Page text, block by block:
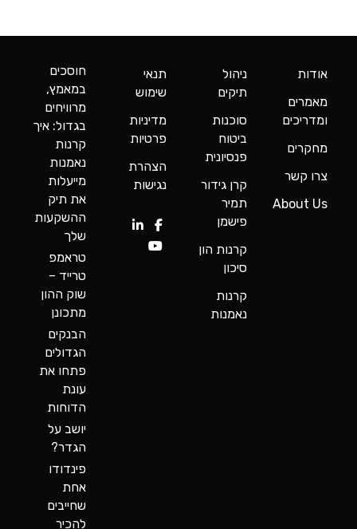
אודות
מאמרים
ומדריכים
מחקרים
צרו קשר
About Us
ניהול
תיקים
סוכנות
ביטוח
פנסיונית
קרן גידור
תמיר
פישמן
קרנות הון
סיכון
קרנות
נאמנות
תנאי
שימוש
מדיניות
פרטיות
הצהרת
נגישות
חוסכים
במאמץ,
מרוויחים
בגדול: איך
קרנות
נאמנות
מייעלות
את תיק
ההשקעות
שלך
טראמפ
טרייד –
שוק ההון
מתכונן
הבנקים
הגדולים
פתחו את
עונת
הדוחות
יושב על
הגדר?
פינדודו
אחת
שחייבים
להכיר